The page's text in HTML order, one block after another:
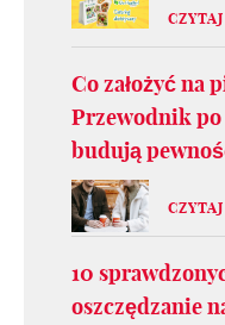
Co założyć na
Przewodnik
budują
10
oszczędzanie